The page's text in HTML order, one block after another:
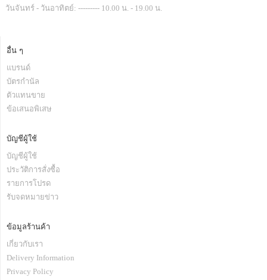
วันจันทร์ - วันอาทิตย์: --------- 10.00 น. - 19.00 น.
อื่น ๆ
แบรนด์
บัตรกำนัล
ตัวแทนขาย
ข้อเสนอพิเสษ
บัญชีผู้ใช้
บัญชีผู้ใช้
ประวัติการสั่งซื้อ
รายการโปรด
รับจดหมายข่าว
ข้อมูลร้านค้า
เกี่ยวกับเรา
Delivery Information
Privacy Policy